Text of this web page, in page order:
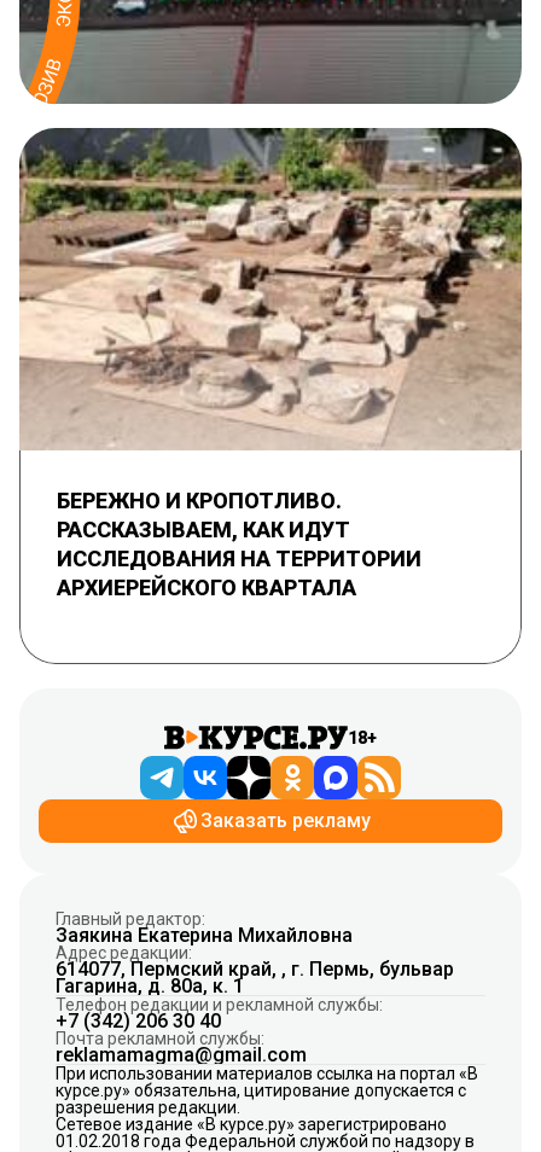
БЕРЕЖНО И КРОПОТЛИВО.
РАССКАЗЫВАЕМ, КАК ИДУТ
ИССЛЕДОВАНИЯ НА ТЕРРИТОРИИ
АРХИЕРЕЙСКОГО КВАРТАЛА
18+
Заказать рекламу
Главный редактор:
Заякина Екатерина Михайловна
Адрес редакции:
614077, Пермский край, , г. Пермь, бульвар
Гагарина, д. 80а, к. 1
Телефон редакции и рекламной службы:
+7 (342) 206 30 40
Почта рекламной службы:
reklamamagma@gmail.com
При использовании материалов ссылка на портал «В
курсе.ру» обязательна, цитирование допускается с
разрешения редакции.
Сетевое издание «В курсе.ру» зарегистрировано
01.02.2018 года Федеральной службой по надзору в